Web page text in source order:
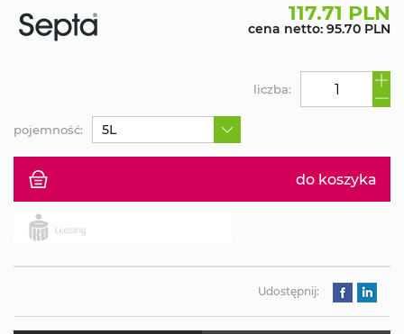
117.71 PLN
cena netto: 95.70 PLN
do koszyka
liczba:
pojemność: 5L
Udostępnij: